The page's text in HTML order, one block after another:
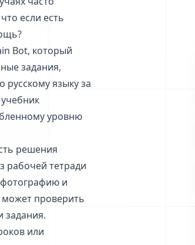
если есть
Bot, который
задания,
русскому языку за
уровню
решения
рабочей тетради
фотографию и
может проверить
или